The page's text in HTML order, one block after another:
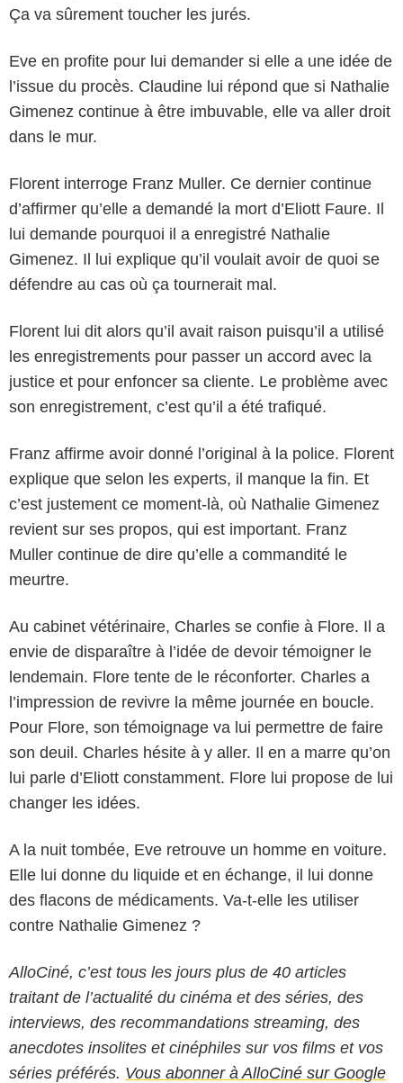
Ça va sûrement toucher les jurés.
Eve en profite pour lui demander si elle a une idée de
l’issue du procès. Claudine lui répond que si Nathalie
Gimenez continue à être imbuvable, elle va aller droit
dans le mur.
Florent interroge Franz Muller. Ce dernier continue
d’affirmer qu’elle a demandé la mort d’Eliott Faure. Il
lui demande pourquoi il a enregistré Nathalie
Gimenez. Il lui explique qu’il voulait avoir de quoi se
défendre au cas où ça tournerait mal.
Florent lui dit alors qu’il avait raison puisqu’il a utilisé
les enregistrements pour passer un accord avec la
justice et pour enfoncer sa cliente. Le problème avec
son enregistrement, c’est qu’il a été trafiqué.
Franz affirme avoir donné l’original à la police. Florent
explique que selon les experts, il manque la fin. Et
c’est justement ce moment-là, où Nathalie Gimenez
revient sur ses propos, qui est important. Franz
Muller continue de dire qu’elle a commandité le
meurtre.
Au cabinet vétérinaire, Charles se confie à Flore. Il a
envie de disparaître à l’idée de devoir témoigner le
lendemain. Flore tente de le réconforter. Charles a
l’impression de revivre la même journée en boucle.
Pour Flore, son témoignage va lui permettre de faire
son deuil. Charles hésite à y aller. Il en a marre qu’on
lui parle d’Eliott constamment. Flore lui propose de lui
changer les idées.
A la nuit tombée, Eve retrouve un homme en voiture.
Elle lui donne du liquide et en échange, il lui donne
des flacons de médicaments. Va-t-elle les utiliser
contre Nathalie Gimenez ?
AlloCiné, c’est tous les jours plus de 40 articles
traitant de l’actualité du cinéma et des séries, des
interviews, des recommandations streaming, des
anecdotes insolites et cinéphiles sur vos films et vos
séries préférés. Vous abonner à AlloCiné sur Google